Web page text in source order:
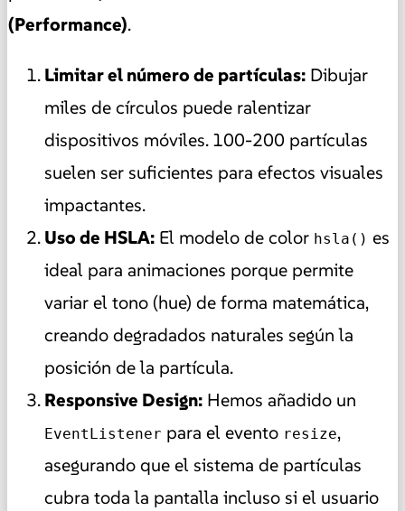
(Performance).
Limitar el número de partículas: Dibujar
miles de círculos puede ralentizar
dispositivos móviles. 100-200 partículas
suelen ser suficientes para efectos visuales
impactantes.
Uso de HSLA: El modelo de color hsla() es
ideal para animaciones porque permite
variar el tono (hue) de forma matemática,
creando degradados naturales según la
posición de la partícula.
Responsive Design: Hemos añadido un
EventListener para el evento resize,
asegurando que el sistema de partículas
cubra toda la pantalla incluso si el usuario